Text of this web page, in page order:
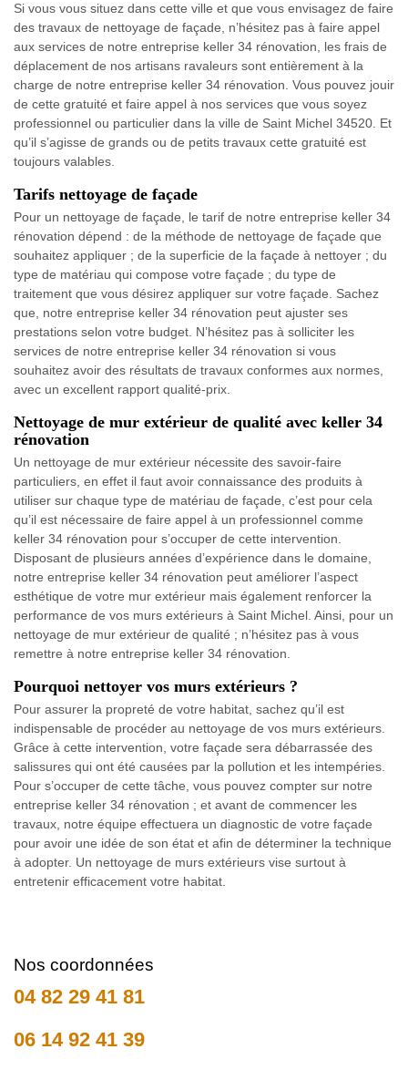
Si vous vous situez dans cette ville et que vous envisagez de faire
des travaux de nettoyage de façade, n’hésitez pas à faire appel
aux services de notre entreprise keller 34 rénovation, les frais de
déplacement de nos artisans ravaleurs sont entièrement à la
charge de notre entreprise keller 34 rénovation. Vous pouvez jouir
de cette gratuité et faire appel à nos services que vous soyez
professionnel ou particulier dans la ville de Saint Michel 34520. Et
qu’il s’agisse de grands ou de petits travaux cette gratuité est
toujours valables.
Tarifs nettoyage de façade
Pour un nettoyage de façade, le tarif de notre entreprise keller 34
rénovation dépend : de la méthode de nettoyage de façade que
souhaitez appliquer ; de la superficie de la façade à nettoyer ; du
type de matériau qui compose votre façade ; du type de
traitement que vous désirez appliquer sur votre façade. Sachez
que, notre entreprise keller 34 rénovation peut ajuster ses
prestations selon votre budget. N’hésitez pas à solliciter les
services de notre entreprise keller 34 rénovation si vous
souhaitez avoir des résultats de travaux conformes aux normes,
avec un excellent rapport qualité-prix.
Nettoyage de mur extérieur de qualité avec keller 34
rénovation
Un nettoyage de mur extérieur nécessite des savoir-faire
particuliers, en effet il faut avoir connaissance des produits à
utiliser sur chaque type de matériau de façade, c’est pour cela
qu’il est nécessaire de faire appel à un professionnel comme
keller 34 rénovation pour s’occuper de cette intervention.
Disposant de plusieurs années d’expérience dans le domaine,
notre entreprise keller 34 rénovation peut améliorer l’aspect
esthétique de votre mur extérieur mais également renforcer la
performance de vos murs extérieurs à Saint Michel. Ainsi, pour un
nettoyage de mur extérieur de qualité ; n’hésitez pas à vous
remettre à notre entreprise keller 34 rénovation.
Pourquoi nettoyer vos murs extérieurs ?
Pour assurer la propreté de votre habitat, sachez qu’il est
indispensable de procéder au nettoyage de vos murs extérieurs.
Grâce à cette intervention, votre façade sera débarrassée des
salissures qui ont été causées par la pollution et les intempéries.
Pour s’occuper de cette tâche, vous pouvez compter sur notre
entreprise keller 34 rénovation ; et avant de commencer les
travaux, notre équipe effectuera un diagnostic de votre façade
pour avoir une idée de son état et afin de déterminer la technique
à adopter. Un nettoyage de murs extérieurs vise surtout à
entretenir efficacement votre habitat.
Nos coordonnées
04 82 29 41 81
06 14 92 41 39